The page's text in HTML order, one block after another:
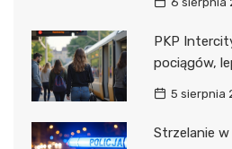
PKP
pociągów,
5 sierpnia
Strzelanie